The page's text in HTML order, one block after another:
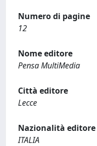
Numero di pagine
12
Nome editore
Pensa MultiMedia
Città editore
Lecce
Nazionalità editore
ITALIA